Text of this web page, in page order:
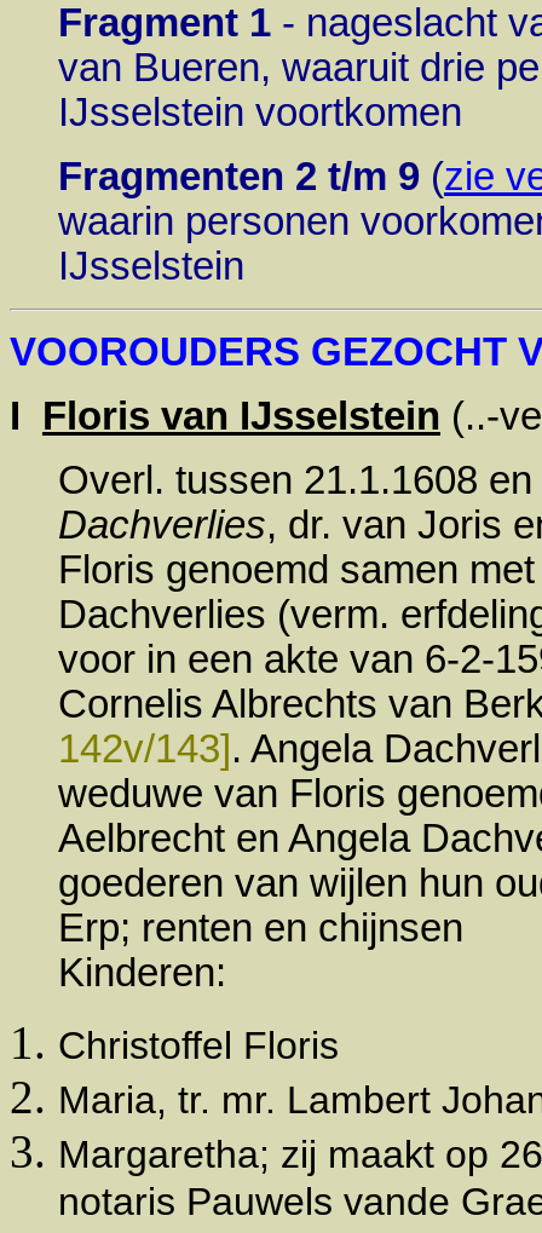
Fragment 1 - nageslacht
van Bueren, waaruit drie
IJsselstein voortkomen
Fragmenten 2 t/m 9 (zie
waarin personen
IJsselstein
VOOROUDERS GEZOCHT
I Floris van IJsselstein (..-
Overl. tussen 21.1.1608
Dachverlies, dr. van Joris
Floris genoemd samen
Dachverlies (verm.
voor in een akte van 6-2-
Cornelis Albrechts van
142v/143] . Angela
weduwe van Floris
Aelbrecht en Angela
goederen van wijlen hun
Erp; renten en chijnsen
Kinderen:
Christoffel Floris
Maria, tr. mr. Lambert
Margaretha; zij maakt op
notaris Pauwels vande